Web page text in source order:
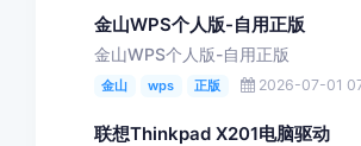
金山WPS个人版-自用正版
金山WPS个人版-自用正版
金山 wps 正版 2026-07-01
联想Thinkpad X201电脑驱动